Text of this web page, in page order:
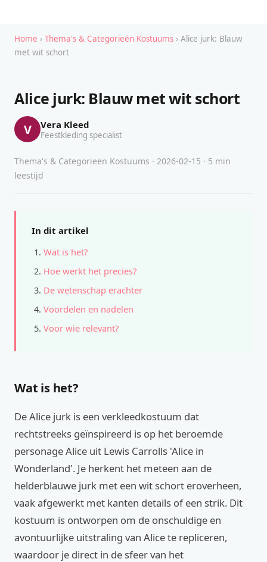
Home › Thema's & Categorieën Kostuums › Alice jurk: Blauw
met wit schort
Alice jurk: Blauw met wit schort
V Vera Kleed
Feestkleding specialist
Thema's & Categorieën Kostuums · 2026-02-15 · 5 min
leestijd
In dit artikel
Wat is het?
Hoe werkt het precies?
De wetenschap erachter
Voordelen en nadelen
Voor wie relevant?
Wat is het?
De Alice jurk is een verkleedkostuum dat
rechtstreeks geïnspireerd is op het beroemde
personage Alice uit Lewis Carrolls 'Alice in
Wonderland'. Je herkent het meteen aan de
helderblauwe jurk met een wit schort eroverheen,
vaak afgewerkt met kanten details of een strik. Dit
kostuum is ontworpen om de onschuldige en
avontuurlijke uitstraling van Alice te repliceren,
waardoor je direct in de sfeer van het